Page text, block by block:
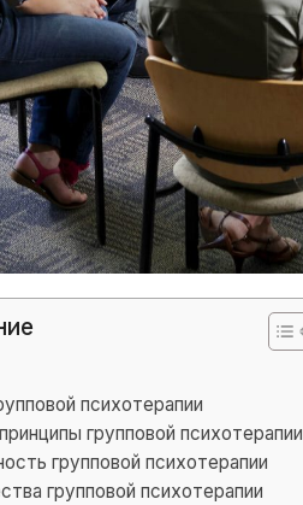
психотерапии
групповой психотерапии
групповой психотерапии
групповой психотерапии